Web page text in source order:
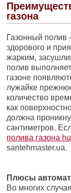
газона
Газонный полив
здорового и
жарким,
полив
газоне
лужайке
количество
как
должна
сантиметров.
полива газона
santehmaster.ua.
Плюсы
Во многих